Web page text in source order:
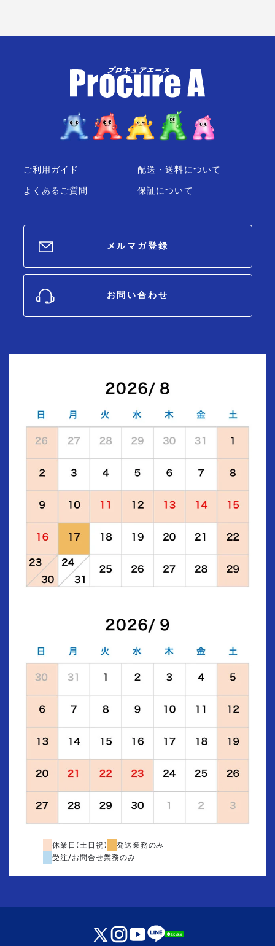
ご利用ガイド
よくあるご質問
配送・送料について
保証について
メルマガ登録
お問い合わせ
休業日(土日祝)
発送業務のみ
受注/お問合せ業務のみ